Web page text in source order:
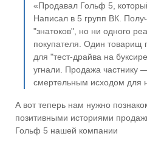
«Продавал Гольф 5,
Написал в 5 групп ВК.
"знатоков", но ни одного
покупателя. Один товарищ
для "тест-драйва на
угнали. Продажа частнику
смертельным исходом для
А вот теперь нам нужно
позитивными историями
Гольф 5 нашей компании